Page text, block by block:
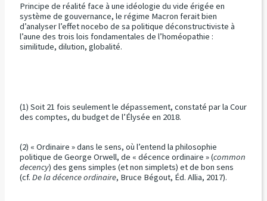
Principe de réalité face à une idéologie du vide érigée en
système de gouvernance, le régime Macron ferait bien
d’analyser l’effet nocebo de sa politique déconstructiviste à
l’aune des trois lois fondamentales de l’homéopathie :
similitude, dilution, globalité.
(1) Soit 21 fois seulement le dépassement, constaté par la Cour
des comptes, du budget de l’Élysée en 2018.
(2) « Ordinaire » dans le sens, où l’entend la philosophie
politique de George Orwell, de « décence ordinaire » (common
decency) des gens simples (et non simplets) et de bon sens
(cf. De la décence ordinaire, Bruce Bégout, Éd. Allia, 2017).